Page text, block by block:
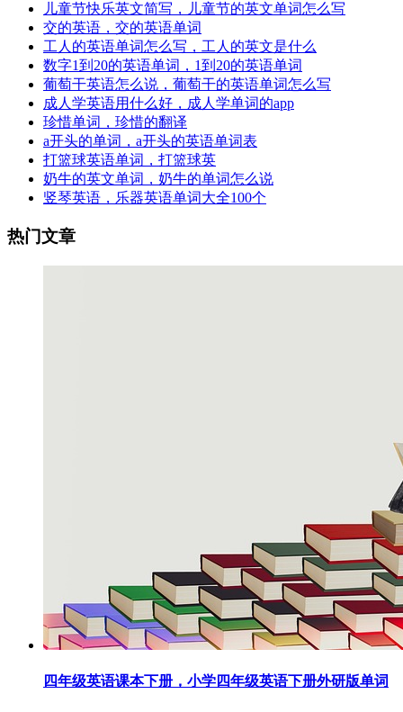
儿童节快乐英文简写，儿童节的英文单词怎么写
交的英语，交的英语单词
工人的英语单词怎么写，工人的英文是什么
数字1到20的英语单词，1到20的英语单词
葡萄干英语怎么说，葡萄干的英语单词怎么写
成人学英语用什么好，成人学单词的app
珍惜单词，珍惜的翻译
a开头的单词，a开头的英语单词表
打篮球英语单词，打篮球英
奶牛的英文单词，奶牛的单词怎么说
竖琴英语，乐器英语单词大全100个
热门文章
四年级英语课本下册，小学四年级英语下册外研版单词